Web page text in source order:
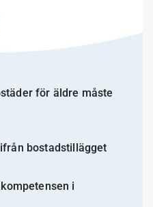
för äldre måste
bostadstillägget
i